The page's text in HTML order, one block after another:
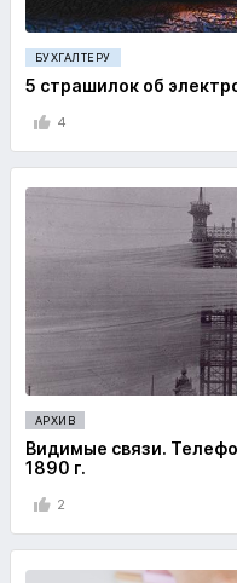
БУХГАЛТЕРУ
5 страшилок об
4
АРХИВ
Видимые связи.
1890 г.
2